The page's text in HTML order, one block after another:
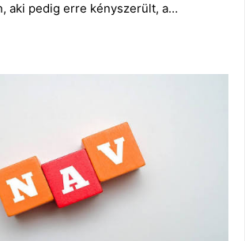
aki pedig erre kényszerült, a…